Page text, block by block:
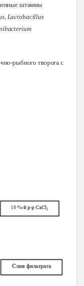
штаммы
, Lactobacillus
рыбного творога с